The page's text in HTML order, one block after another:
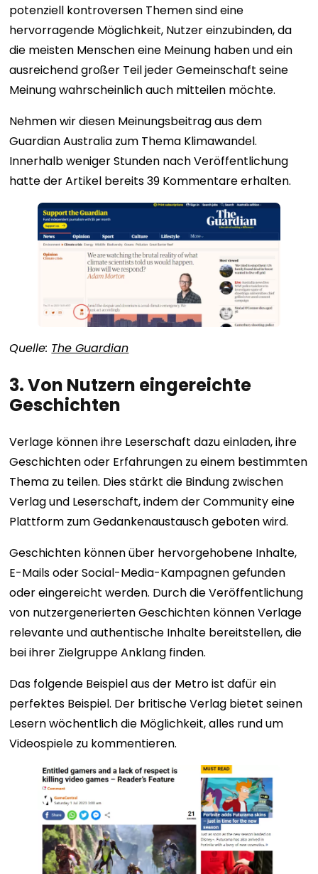
potenziell kontroversen Themen sind eine
hervorragende Möglichkeit, Nutzer einzubinden, da
die meisten Menschen eine Meinung haben und ein
ausreichend großer Teil jeder Gemeinschaft seine
Meinung wahrscheinlich auch mitteilen möchte.
Nehmen wir diesen Meinungsbeitrag aus dem
Guardian Australia zum Thema Klimawandel.
Innerhalb weniger Stunden nach Veröffentlichung
hatte der Artikel bereits 39 Kommentare erhalten.
Quelle: The Guardian
3. Von Nutzern eingereichte
Geschichten
Verlage können ihre Leserschaft dazu einladen, ihre
Geschichten oder Erfahrungen zu einem bestimmten
Thema zu teilen. Dies stärkt die Bindung zwischen
Verlag und Leserschaft, indem der Community eine
Plattform zum Gedankenaustausch geboten wird.
Geschichten können über hervorgehobene Inhalte,
E-Mails oder Social-Media-Kampagnen gefunden
oder eingereicht werden. Durch die Veröffentlichung
von nutzergenerierten Geschichten können Verlage
relevante und authentische Inhalte bereitstellen, die
bei ihrer Zielgruppe Anklang finden.
Das folgende Beispiel aus der Metro ist dafür ein
perfektes Beispiel. Der britische Verlag bietet seinen
Lesern wöchentlich die Möglichkeit, alles rund um
Videospiele zu kommentieren.